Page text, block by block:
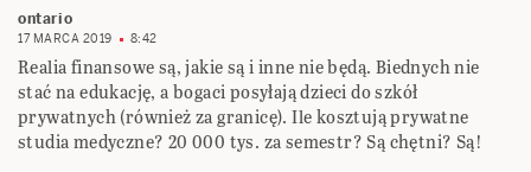
ontario
17 MARCA 2019 8:42
Realia finansowe są, jakie są i inne nie będą. Biednych nie
stać na edukację, a bogaci posyłają dzieci do szkół
prywatnych (również za granicę). Ile kosztują prywatne
studia medyczne? 20 000 tys. za semestr? Są chętni? Są!